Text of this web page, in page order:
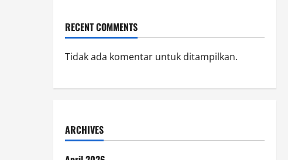
RECENT COMMENTS
Tidak ada komentar untuk ditampilkan.
ARCHIVES